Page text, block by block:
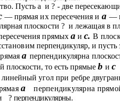
Пусть a и? - две
— прямая их пересечения и а —
плоскости ? и лежащая в
прямых a ис.В
перпендикуляр, и пусть
а перпендикулярна
плоскости, то есть прямые b и с
линейный угол при ребре
а перпендикулярна
? перпендикулярны.